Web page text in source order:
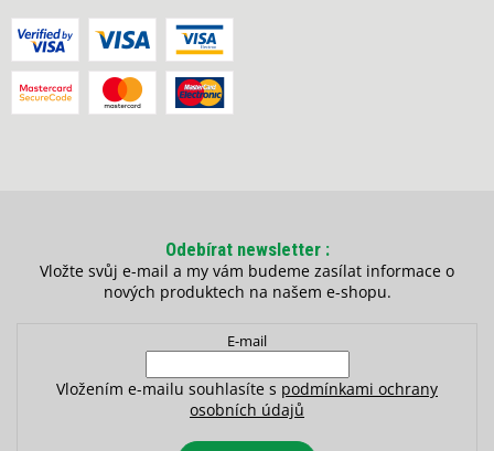
Odebírat newsletter
Vložte svůj e-mail a my vám budeme zasílat informace o
nových produktech na našem e-shopu.
E-mail
Vložením e-mailu souhlasíte s podmínkami ochrany
osobních údajů